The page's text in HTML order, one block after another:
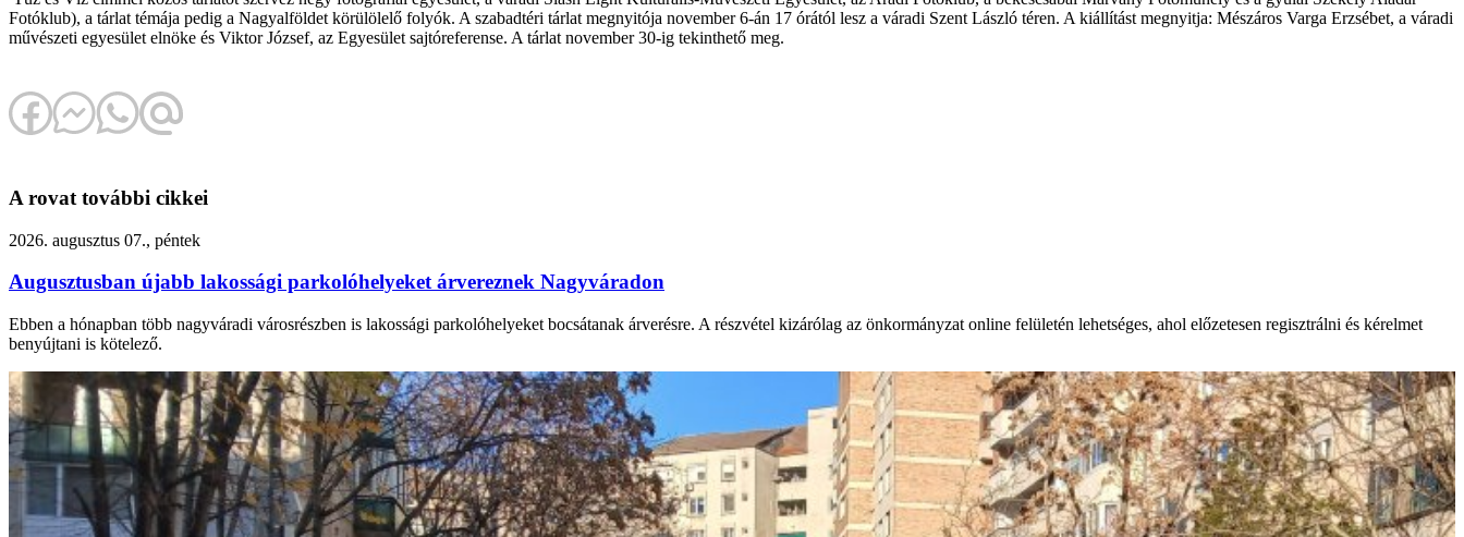
Fotóklub), a tárlat témája pedig a Nagyalföldet körülölelő folyók. A szabadtéri tárlat megnyitója november 6-án 17 órától lesz a váradi Szent László téren. A kiállítást megnyitja: Mészáros Varga Erzsébet, a váradi
művészeti egyesület elnöke és Viktor József, az Egyesület sajtóreferense. A tárlat november 30-ig tekinthető meg.
A rovat további cikkei
2026. augusztus 07., péntek
Augusztusban újabb lakossági parkolóhelyeket árvereznek Nagyváradon
Ebben a hónapban több nagyváradi városrészben is lakossági parkolóhelyeket bocsátanak árverésre. A részvétel kizárólag az önkormányzat online felületén lehetséges, ahol előzetesen regisztrálni és kérelmet
benyújtani is kötelező.